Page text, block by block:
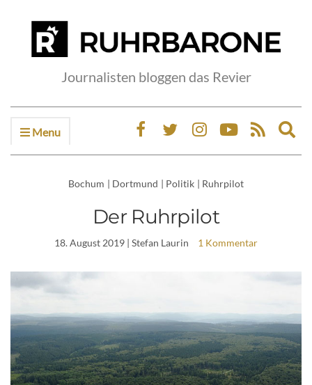
Journalisten bloggen das Revier
Menu
Bochum | Dortmund | Politik | Ruhrpilot
Der Ruhrpilot
18. August 2019 | Stefan Laurin 1 Kommentar